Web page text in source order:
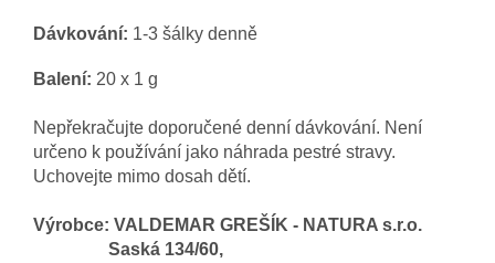
Dávkování: 1-3 šálky denně
Balení: 20 x 1 g
Nepřekračujte doporučené denní dávkování. Není
určeno k používání jako náhrada pestré stravy.
Uchovejte mimo dosah dětí.
Výrobce: VALDEMAR GREŠÍK - NATURA s.r.o.
Saská 134/60,